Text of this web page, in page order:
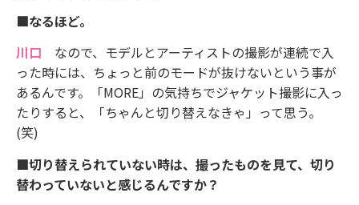
■なるほど。
川口 なので、モデルとアーティストの撮影が連続で入
った時には、ちょっと前のモードが抜けないという事が
あるんです。「MORE」の気持ちでジャケット撮影に入っ
たりすると、「ちゃんと切り替えなきゃ」って思う。
(笑)
■切り替えられていない時は、撮ったものを見て、切り
替わっていないと感じるんですか？